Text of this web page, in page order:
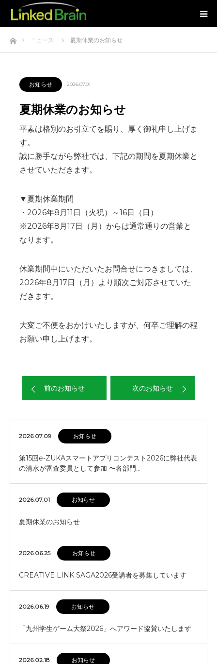
ホームニュース 夏期休業のお知らせ
お知らせ 2026.07.01
夏期休業のお知らせ
平素は格別のお引立てを賜り、厚く御礼申し上げま
す。
誠に勝手ながら弊社では、下記の期間を夏期休業と
させていただきます。
▼夏期休業期間
・2026年8月11日（火祝）～16日（日）
※2026年8月17日（月）からは通常通りの営業と
なります。
休業期間中にいただいたお問合せにつきましては、
2026年8月17日（月）より順次ご対応させていた
だきます。
大変ご不便をおかけいたしますが、何卒ご理解の程
お願い申し上げます。
前のお知らせ 次のお知らせ
2026.07.09 お知らせ
第15回e-ZUKAスマートアプリコンテスト2026に弊社代表
の清水が審査委員として参加 〜各部門…
2026.07.01 お知らせ
夏期休業のお知らせ
2026.06.25 お知らせ
CREATIVE LINK SAGA2026受講者を募集しています
2026.06.19 お知らせ
「九州学生ゲーム大祭2026」へアワード協賛いたします
2026.02.18 お知らせ